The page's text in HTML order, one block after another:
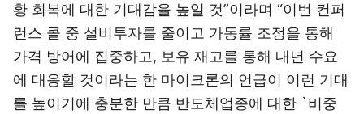
황 회복에 대한 기대감을 높일 것”이라며 “이번 컨퍼
런스 콜 중 설비투자를 줄이고 가동률 조정을 통해
가격 방어에 집중하고, 보유 재고를 통해 내년 수요
에 대응할 것이라는 한 마이크론의 언급이 이런 기대
를 높이기에 충분한 만큼 반도체업종에 대한 `비중